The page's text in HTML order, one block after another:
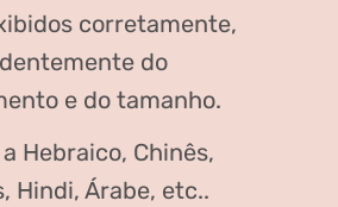
corretamente,
do
e do tamanho.
Hebraico, Chinês,
Hindi, Árabe, etc..